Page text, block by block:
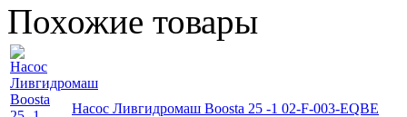
Похожие товары
Насос Ливгидромаш Boosta 25 -1 02-F-003-EQBE